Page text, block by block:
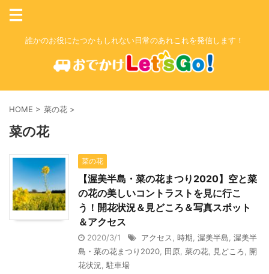
誰かのお役にたつかもしれない日常のあれこれを発信します！
HOME > 菜の花 >
菜の花
菜の花
【渥美半島・菜の花まつり2020】空と菜
の花の美しいコントラストを見に行こ
う！開花状況＆見どころ＆写真スポット
＆アクセス
2020/3/1 アクセス 時期 渥美半島 渥美半
島・菜の花まつり2020 田原 菜の花 見どころ
開
花状況
駐車場